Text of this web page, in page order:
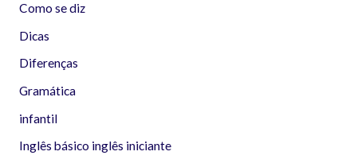
Como se diz
Dicas
Diferenças
Gramática
infantil
Inglês básico inglês iniciante